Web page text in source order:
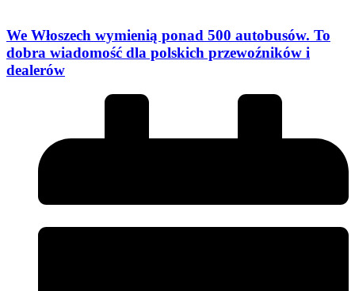
We Włoszech wymienią ponad 500 autobusów. To
dobra wiadomość dla polskich przewoźników i
dealerów